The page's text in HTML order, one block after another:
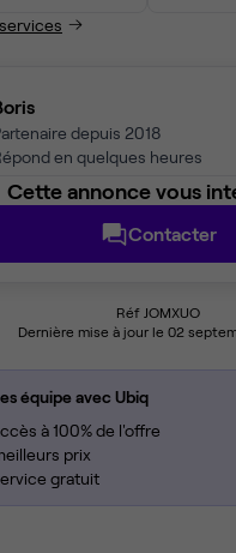
depuis 2018
en quelques heures
Cette annonce vous
Contacter
Réf JOMXUO
Dernière mise à jour le 02
équipe avec Ubiq
à 100% de l'offre
prix
gratuit